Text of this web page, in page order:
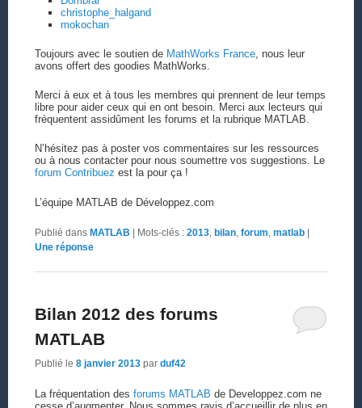
christophe_halgand
mokochan
Toujours avec le soutien de MathWorks France, nous leur
avons offert des goodies MathWorks.
Merci à eux et à tous les membres qui prennent de leur temps
libre pour aider ceux qui en ont besoin. Merci aux lecteurs qui
fréquentent assidûment les forums et la rubrique MATLAB.
N’hésitez pas à poster vos commentaires sur les ressources
ou à nous contacter pour nous soumettre vos suggestions. Le
forum Contribuez est la pour ça !
L’équipe MATLAB de Développez.com
Publié dans MATLAB | Mots-clés : 2013, bilan, forum matlab |
Uneréponse
Bilan 2012 des forums
MATLAB
Publié le 8 janvier 2013 par duf42
La fréquentation des forums MATLAB de Developpez.com ne